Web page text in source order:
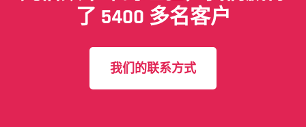
了 5400 多名客户
我们的联系方式